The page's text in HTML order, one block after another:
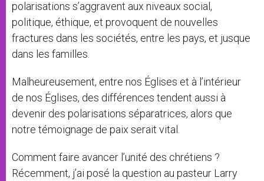
polarisations s’aggravent aux niveaux social,
politique, éthique, et provoquent de nouvelles
fractures dans les sociétés, entre les pays, et jusque
dans les familles.
Malheureusement, entre nos Églises et à l’intérieur
de nos Églises, des différences tendent aussi à
devenir des polarisations séparatrices, alors que
notre témoignage de paix serait vital.
Comment faire avancer l’unité des chrétiens ?
Récemment, j’ai posé la question au pasteur Larry